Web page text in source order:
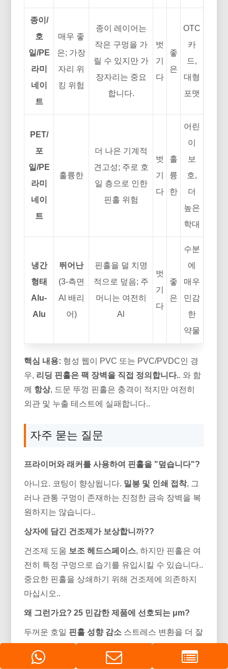
종이/
호
일/PE
라미
네이
트
매우 좋
은; 가장
자리 위
킹 위험
종이 레이어는
작은 구멍을 가
릴 수 있지만 가
장자리는 중요
합니다.
벗
기
다
좋
은
OTC
카
드,
대형
포맷
PET/
포
일/PE
라미
네이
트
훌륭한
더 나은 기계적
견고성; 주로 호
일 층으로 인한
핀홀 위험
벗
기
다
훌
륭
한
어린
이
보
호,
더
높은
학대
냉간
형태
Alu-
Alu
뛰어난
(3-측면
Al 배리
어)
핀홀을 덜 치명
적으로 덮음; 주
머니는 여전히
Al
벗
기
다
좋
은
수분
에
매우
민감
한
약물
핵심 내용: 형성 웹이 PVC 또는 PVC/PVDC인 경
우, 리딩 핀홀은 팩 장벽을 직접 정의합니다.. 와 함
께 항상, 드문 뚜껑 핀홀은 충격이 적지만 여전히
외관 및 누출 테스트에 실패합니다..
자주 묻는 질문
프라이머와 래커를 사용하여 핀홀을 "덮습니다"?
아니요. 코팅이 향상됩니다. 밀봉 및 인쇄 접착, 그
러나 관통 구멍이 존재하는 진정한 금속 장벽을 복
원하지는 않습니다..
상자에 담긴 건조제가 보상합니까??
건조제 도움 보조 헤드스페이스, 하지만 핀홀은 여
전히 ​​특정 구멍으로 습기를 유입시킬 수 있습니다..
중요한 핀홀을 상쇄하기 위해 건조제에 의존하지
마십시오..
왜 그런가요? 25 민감한 제품에 선호되는 μm?
두꺼운 호일 핀홀 성향 감소 스트레스 변환을 더 잘
견딜 수 있습니다., 공정 수율 및 유통기한 마진 개
선.